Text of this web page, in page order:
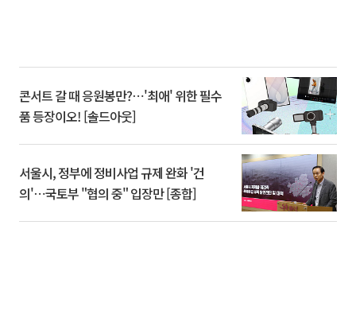
콘서트 갈 때 응원봉만?⋯'최애' 위한 필수
품 등장이오! [솔드아웃]
서울시, 정부에 정비사업 규제 완화 '건
의'⋯국토부 "협의 중" 입장만 [종합]